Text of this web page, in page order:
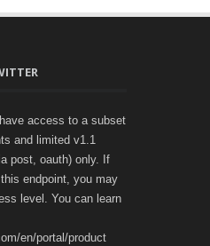
access to a subset
and limited v1.1
post, oauth) only. If
endpoint, you may
level. You can learn
en/portal/product